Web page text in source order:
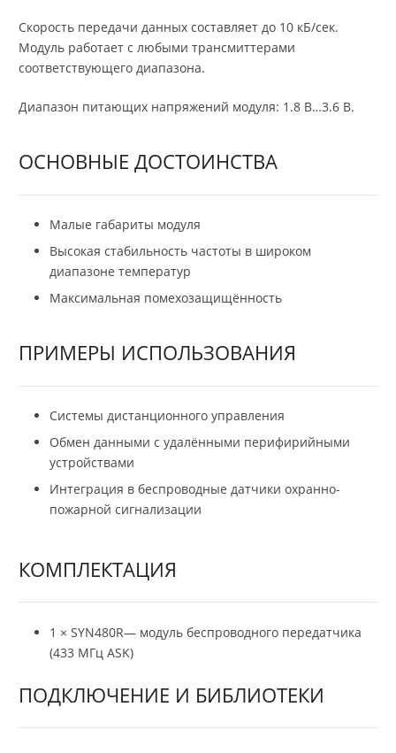
Скорость передачи данных составляет до 10 кБ/сек.
Модуль работает с любыми трансмиттерами
соответствующего диапазона.
Диапазон питающих напряжений модуля: 1.8 В…3.6 В.
ОСНОВНЫЕ ДОСТОИНСТВА
Малые габариты модуля
Высокая стабильность частоты в широком
диапазоне температур
Максимальная помехозащищённость
ПРИМЕРЫ ИСПОЛЬЗОВАНИЯ
Системы дистанционного управления
Обмен данными с удалёнными перифирийными
устройствами
Интеграция в беспроводные датчики охранно-
пожарной сигнализации
КОМПЛЕКТАЦИЯ
1 × SYN480R— модуль беспроводного передатчика
(433 МГц ASK)
ПОДКЛЮЧЕНИЕ И БИБЛИОТЕКИ